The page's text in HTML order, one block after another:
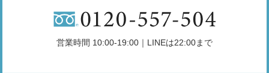
営業時間 10:00-19:00｜LINEは22:00まで